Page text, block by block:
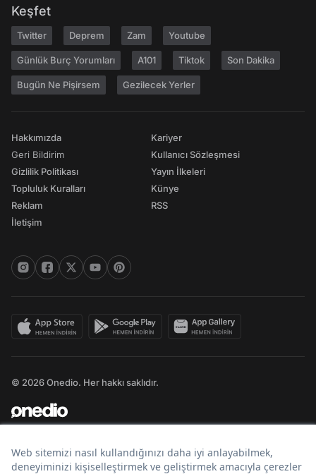
Keşfet
Twitter Deprem Zam Youtube
Günlük Burç Yorumları A101 Tiktok Son Dakika
Bugün Ne Pişirsem Gezilecek Yerler
Hakkımızda
Geri Bildirim
Gizlilik Politikası
Topluluk Kuralları
Reklam
İletişim
Kariyer
Kullanıcı Sözleşmesi
Yayın İlkeleri
Künye
RSS
© 2026 Onedio. Her hakkı saklıdır.
Bir markasıdır.